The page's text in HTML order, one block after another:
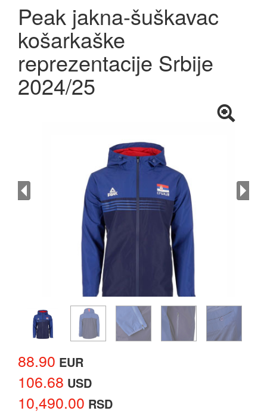
Peak jakna-šuškavac
košarkaške
reprezentacije Srbije
2024/25
88.90 EUR
106.68 USD
10,490.00 RSD